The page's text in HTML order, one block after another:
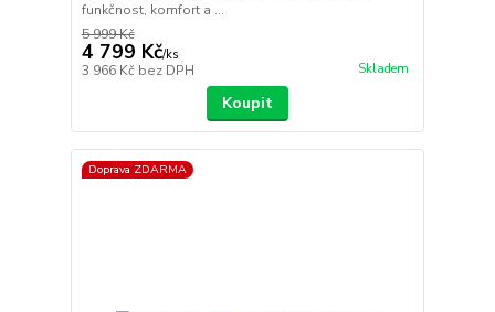
funkčnost, komfort a ...
5 999 Kč
4 799 Kč/ks
3 966 Kč bez DPH Skladem
Koupit
Doprava ZDARMA